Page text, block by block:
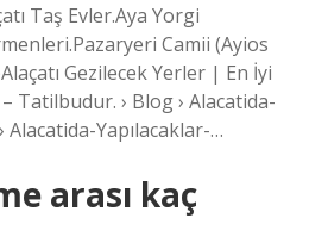
Taş Evler.Aya Yorgi
Camii (Ayios
Gezilecek Yerler | En İyi
– Tatilbudur. › Blog › Alacatida-
Alacatida-Yapılacaklar-…
arası kaç